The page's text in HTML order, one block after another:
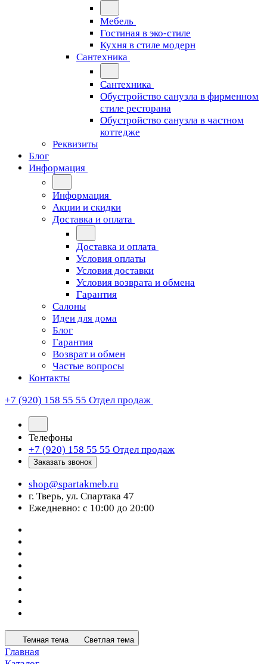
Мебель
Гостиная в эко-стиле
Кухня в стиле модерн
Сантехника
Сантехника
Обустройство санузла в фирменном
стиле ресторана
Обустройство санузла в частном
коттедже
Реквизиты
Блог
Информация
Информация
Акции и скидки
Доставка и оплата
Доставка и оплата
Условия оплаты
Условия доставки
Условия возврата и обмена
Гарантия
Салоны
Идеи для дома
Блог
Гарантия
Возврат и обмен
Частые вопросы
Контакты
+7 (920) 158 55 55 Отдел продаж
Телефоны
+7 (920) 158 55 55 Отдел продаж
Заказать звонок
shop@spartakmeb.ru
г. Тверь, ул. Спартака 47
Ежедневно: с 10:00 до 20:00
Темная тема Светлая тема
Главная